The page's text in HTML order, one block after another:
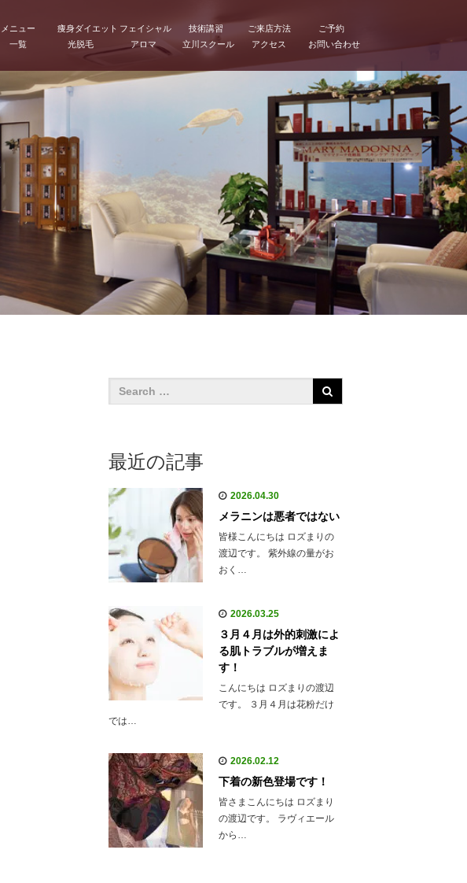
メニュー
一覧
痩身ダイエット
光脱毛
フェイシャル
アロマ
技術講習
立川スクール
ご来店方法
アクセス
ご予約
お問い合わせ
最近の記事
2026.04.30
メラニンは悪者ではない
皆様こんにちは ロズまりの
渡辺です。 紫外線の量がお
おく…
2026.03.25
３月４月は外的刺激によ
る肌トラブルが増えま
す！
こんにちは ロズまりの渡辺
です。 ３月４月は花粉だけ
では…
2026.02.12
下着の新色登場です！
皆さまこんにちは ロズまり
の渡辺です。 ラヴィエール
から…